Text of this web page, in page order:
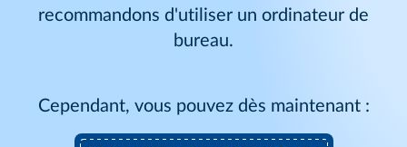
recommandons d'utiliser un ordinateur de
bureau.
Cependant, vous pouvez dès maintenant :